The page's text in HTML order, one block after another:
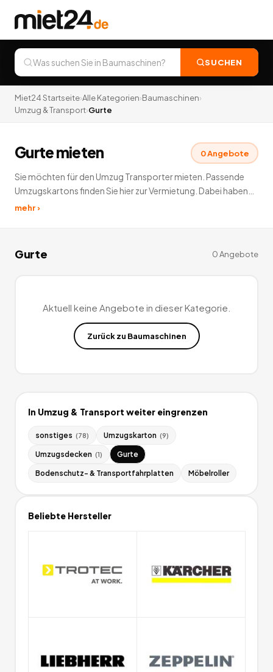
SUCHEN
Miet24 Startseite›Alle Kategorien›Baumaschinen›
Umzug & Transport›Gurte
Gurte mieten 0Angebote
Sie möchten für den Umzug Transporter mieten. Passende
Umzugskartons finden Sie hier zur Vermietung. Dabei haben
wir in den verschiedensten Kategorien zum Thema Umzug und
mehr ›
Gurte 0Angebote
Aktuell keine Angebote in dieser Kategorie.
Zurück zu Baumaschinen
In Umzug & Transport weiter eingrenzen
sonstiges (78) Umzugskarton (9)
Umzugsdecken (1) Gurte
Bodenschutz- & Transportfahrplatten Möbelroller
Beliebte Hersteller